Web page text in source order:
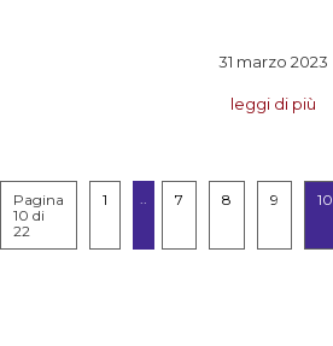
31 marzo 2023
leggi di più
Pagina
10 di
22
1 7 8 9 10